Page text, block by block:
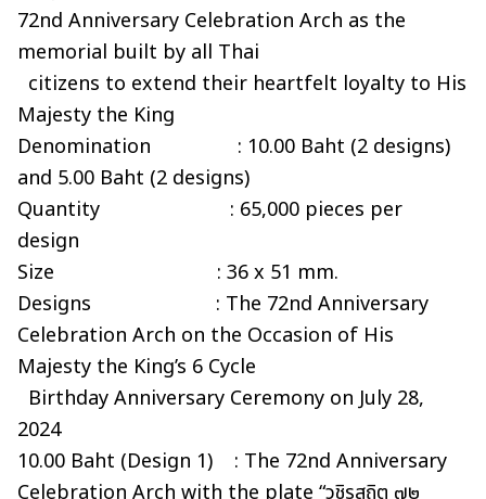
72nd Anniversary Celebration Arch as the
memorial built by all Thai
citizens to extend their heartfelt loyalty to His
Majesty the King
Denomination : 10.00 Baht (2 designs)
and 5.00 Baht (2 designs)
Quantity : 65,000 pieces per
design
Size : 36 x 51 mm.
Designs : The 72nd Anniversary
Celebration Arch on the Occasion of His
Majesty the King’s 6 Cycle
Birthday Anniversary Ceremony on July 28,
2024
10.00 Baht (Design 1) : The 72nd Anniversary
Celebration Arch with the plate “วชิรสถิต ๗๒